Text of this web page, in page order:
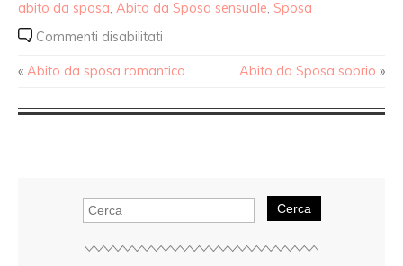
abito da sposa Abito da Sposa sensuale Sposa
Commenti disabilitati
« Abito da sposa romantico Abito da Sposa sobrio »
Cerca